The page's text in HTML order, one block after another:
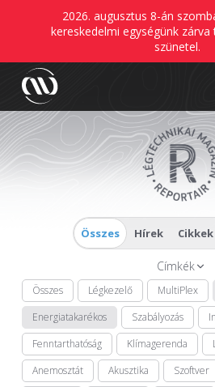
2026. augusztus 8-án
kereskedelmi egységünk
szünetel.
Összes Hírek Cikkek
Címkék
Összes Légkezelő MultiPlex
Energiatakarékos
Szabályozás
Fenntarthatóság
Klímagerenda
Anemosztát
Akusztika Szoftver